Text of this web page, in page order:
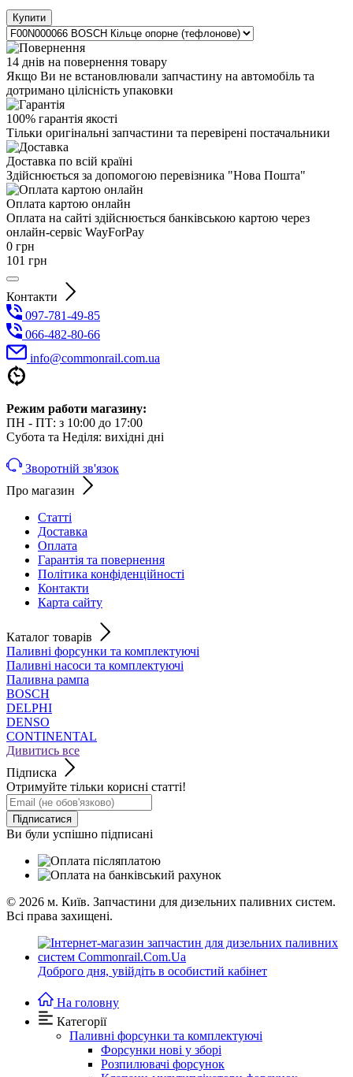
Купити
14 днів на повернення товару
Якщо Ви не встановлювали запчастину на автомобіль та
дотримано цілісність упаковки
100% гарантія якості
Тільки оригінальні запчастини та перевірені постачальники
Доставка по всій країні
Здійснюється за допомогою перевізника "Нова Пошта"
Оплата картою онлайн
Оплата на сайті здійснюється банківською картою через
онлайн-сервіс WayForPay
0 грн
101 грн
Контакти
097-781-49-85
066-482-80-66
info@commonrail.com.ua
Режим работи магазину:
ПН - ПТ: з 10:00 до 17:00
Субота та Неділя: вихідні дні
Зворотній зв'язок
Про магазин
Статті
Доставка
Оплата
Гарантія та повернення
Політика конфіденційності
Контакти
Карта сайту
Каталог товарів
Паливні форсунки та комплектуючі
Паливні насоси та комплектуючі
Паливна рампа
BOSCH
DELPHI
DENSO
CONTINENTAL
Дивитись все
Підписка
Отримуйте тільки корисні статті!
Підписатися
Ви були успішно підписані
© 2026 м. Київ. Запчастини для дизельних паливних систем.
Всі права захищені.
Доброго дня, увійдіть в особистий кабінет
На головну
Категорії
Паливні форсунки та комплектуючі
Форсунки нові у зборі
Розпилювачі форсунок